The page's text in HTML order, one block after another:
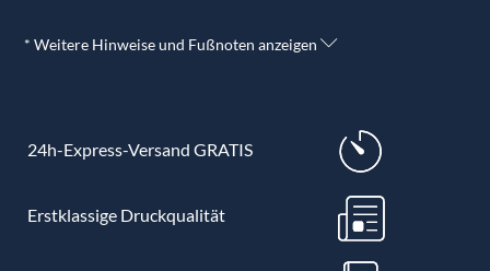
* Weitere Hinweise und Fußnoten anzeigen
24h-Express-Versand GRATIS
Erstklassige Druckqualität